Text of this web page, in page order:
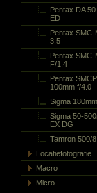
Pentax DA
ED
Pentax SMC-
3.5
Pentax SMC-
F/1.4
Pentax
100mm f/4.0
Sigma
Sigma 50-
EX DG
Tamron 500/
Locatiefotografie
Macro
Micro